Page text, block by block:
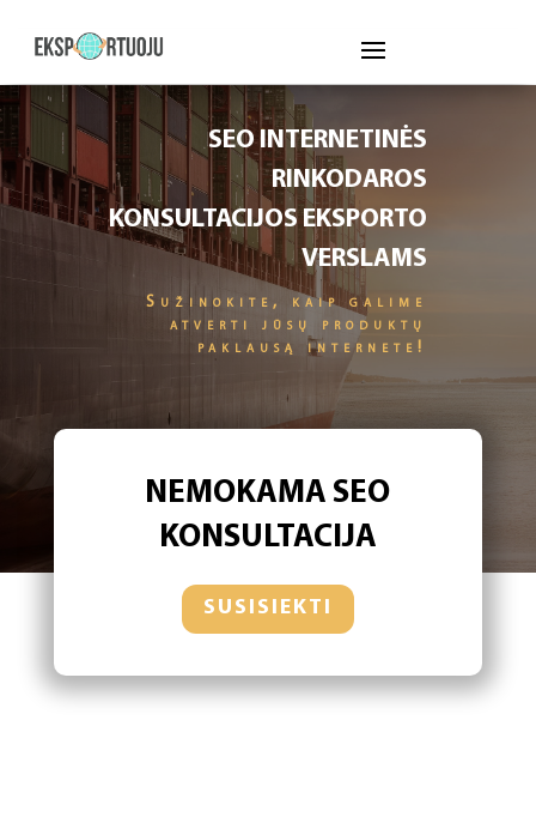
SEO INTERNETINĖS
RINKODAROS
KONSULTACIJOS EKSPORTO
VERSLAMS
Sužinokite, kaip galime
atverti jūsų produktų
paklausą internete!
NEMOKAMA SEO
KONSULTACIJA
SUSISIEKTI